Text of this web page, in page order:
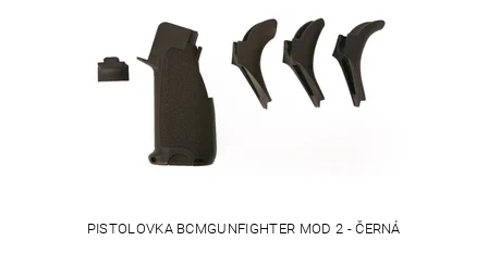
PISTOLOVKA BCMGUNFIGHTER MOD 2 - ČERNÁ